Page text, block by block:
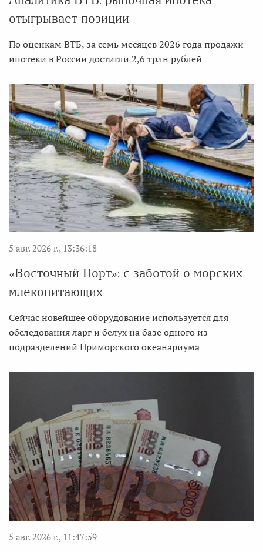
отыгрывает позиции
По оценкам ВТБ, за семь месяцев 2026 года продажи
ипотеки в России достигли 2,6 трлн рублей
5 авг. 2026 г., 13:36:18
«Восточный Порт»: с заботой о морских
млекопитающих
Сейчас новейшее оборудование используется для
обследования ларг и белух на базе одного из
подразделений Приморского океанариума
5 авг. 2026 г., 11:47:59